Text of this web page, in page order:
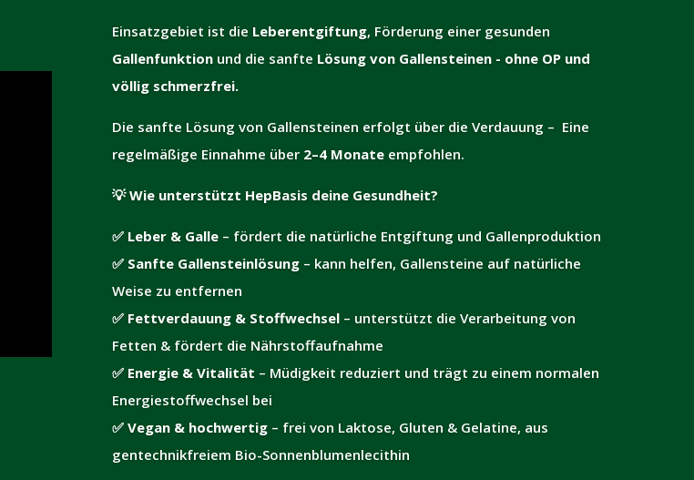
Einsatzgebiet ist die Leberentgiftung, Förderung einer gesunden
Gallenfunktionund die sanfte Lösung von Gallensteinen - ohne OP und
völlig schmerzfrei.
Die sanfte Lösung von Gallensteinen erfolgt über die Verdauung – Eine
regelmäßige Einnahme über 2–4 Monateempfohlen.
💡Wie unterstützt HepBasis deine Gesundheit?
✅ Leber & Galle– fördert die natürliche Entgiftung und Gallenproduktion
✅ Sanfte Gallensteinlösung– kann helfen, Gallensteine ​​auf natürliche
Weise zu entfernen
✅ Fettverdauung & Stoffwechsel– unterstützt die Verarbeitung von
Fetten & fördert die Nährstoffaufnahme
✅ Energie & Vitalität – Müdigkeit reduziert und trägt zu einem normalen
Energiestoffwechsel bei
✅ Vegan & hochwertig– frei von Laktose, Gluten & Gelatine, aus
gentechnikfreiem Bio-Sonnenblumenlecithin